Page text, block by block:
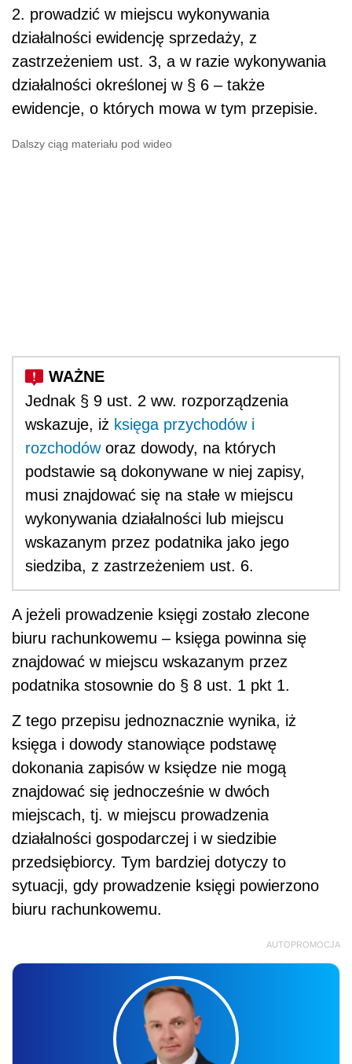
2. prowadzić w miejscu wykonywania
działalności ewidencję sprzedaży, z
zastrzeżeniem ust. 3, a w razie wykonywania
działalności określonej w § 6 – także
ewidencje, o których mowa w tym przepisie.
Dalszy ciąg materiału pod wideo
Jednak § 9 ust. 2 ww. rozporządzenia
wskazuje, iż księga przychodów i
rozchodóworaz dowody, na których
podstawie są dokonywane w niej zapisy,
musi znajdować się na stałe w miejscu
wykonywania działalności lub miejscu
wskazanym przez podatnika jako jego
siedziba, z zastrzeżeniem ust. 6.
A jeżeli prowadzenie księgi zostało zlecone
biuru rachunkowemu – księga powinna się
znajdować w miejscu wskazanym przez
podatnika stosownie do § 8 ust. 1 pkt 1.
Z tego przepisu jednoznacznie wynika, iż
księga i dowody stanowiące podstawę
dokonania zapisów w księdze nie mogą
znajdować się jednocześnie w dwóch
miejscach, tj. w miejscu prowadzenia
działalności gospodarczej i w siedzibie
przedsiębiorcy. Tym bardziej dotyczy to
sytuacji, gdy prowadzenie księgi powierzono
biuru rachunkowemu.
AUTOPROMOCJA